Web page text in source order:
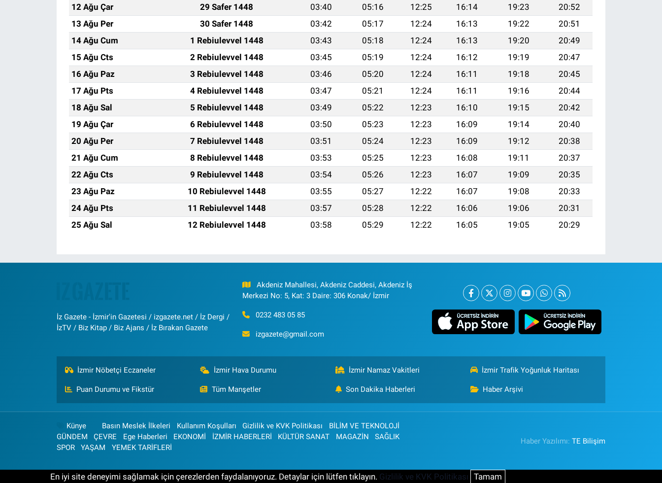
12 Ağu Çar
29 Safer 1448 03:40 05:16 12:25 16:14 19:23
20:52
13 Ağu Per
30 Safer 1448 03:42 05:17 12:24 16:13 19:22
20:51
14 Ağu Cum
1 Rebiulevvel 1448 03:43 05:18 12:24 16:13 19:20
20:49
15 Ağu Cts
2 Rebiulevvel 1448 03:45 05:19 12:24 16:12 19:19
20:47
16 Ağu Paz
3 Rebiulevvel 1448 03:46 05:20 12:24 16:11 19:18
20:45
17 Ağu Pts
4 Rebiulevvel 1448 03:47 05:21 12:24 16:11 19:16
20:44
18 Ağu Sal
5 Rebiulevvel 1448 03:49 05:22 12:23 16:10 19:15
20:42
19 Ağu Çar
6 Rebiulevvel 1448 03:50 05:23 12:23 16:09 19:14
20:40
20 Ağu Per
7 Rebiulevvel 1448 03:51 05:24 12:23 16:09 19:12
20:38
21 Ağu Cum
8 Rebiulevvel 1448 03:53 05:25 12:23 16:08 19:11
20:37
22 Ağu Cts
9 Rebiulevvel 1448 03:54 05:26 12:23 16:07 19:09
20:35
23 Ağu Paz
10 Rebiulevvel 1448 03:55 05:27 12:22 16:07 19:08
20:33
24 Ağu Pts
11 Rebiulevvel 1448 03:57 05:28 12:22 16:06 19:06
20:31
25 Ağu Sal
12 Rebiulevvel 1448 03:58 05:29 12:22 16:05 19:05 20:29
İz Gazete - İzmir'in Gazetesi / izgazete.net / İz Dergi /
İzTV / Biz Kitap / Biz Ajans / İz Bırakan Gazete
Akdeniz Mahallesi, Akdeniz Caddesi, Akdeniz İş
Merkezi No: 5, Kat: 3 Daire: 306 Konak/ İzmir
0232 483 05 85
izgazete@gmail.com
İzmir Nöbetçi Eczaneler İzmir Hava Durumu İzmir Namaz Vakitleri İzmir Trafik Yoğunluk Haritası
Puan Durumu ve Fikstür Tüm Manşetler Son Dakika Haberleri Haber Arşivi
Künye Basın Meslek İlkeleri Kullanım Koşulları Gizlilik ve KVK Politikası
BİLİM VE TEKNOLOJİ
GÜNDEM
ÇEVRE Ege Haberleri EKONOMİ İZMİR HABERLERİ KÜLTÜR SANAT MAGAZİN
SAĞLIK
SPOR
YAŞAM YEMEK TARİFLERİ
Haber Yazılımı:TE Bilişim
En iyi site deneyimi sağlamak için çerezlerden faydalanıyoruz. Detaylar için lütfen tıklayın. Gizlilik ve KVK Politikası Tamam